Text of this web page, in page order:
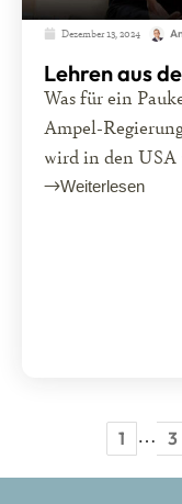
Dezember 13, 2024
Lehren aus
Was für ein
Ampel-
wird in den USA
Weiterlesen
1 … 3